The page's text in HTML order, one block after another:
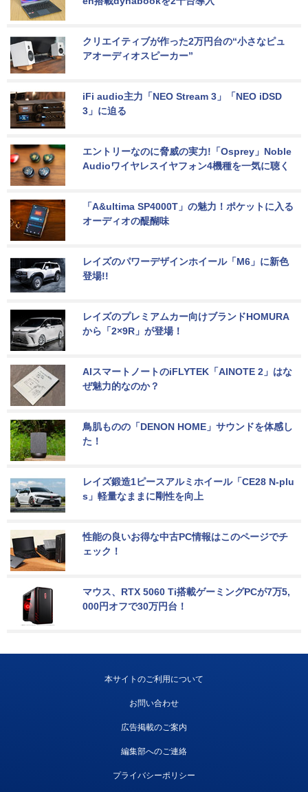
クリエイティブが作った2万円台の“小さなピュ
アオーディオスピーカー”
iFi audio主力「NEO Stream 3」「NEO iDSD
3」に迫る
エントリーなのに脅威の実力!「Osprey」Noble
Audioワイヤレスイヤフォン4機種を一気に聴く
「A&ultima SP4000T」の魅力！ポケットに入る
オーディオの醍醐味
レイズのパワーデザインホイール「M6」に新色
登場!!
レイズのプレミアムカー向けブランドHOMURA
から「2×9R」が登場！
AIスマートノートのiFLYTEK「AINOTE 2」はな
ぜ魅力的なのか？
鳥肌ものの「DENON HOME」サウンドを体感し
た！
レイズ鍛造1ピースアルミホイール「CE28 N-plu
s」軽量なままに剛性を向上
性能の良いお得な中古PC情報はこのページでチ
ェック！
マウス、RTX 5060 Ti搭載ゲーミングPCが7万5,
000円オフで30万円台！
本サイトのご利用について
お問い合わせ
広告掲載のご案内
編集部へのご連絡
プライバシーポリシー